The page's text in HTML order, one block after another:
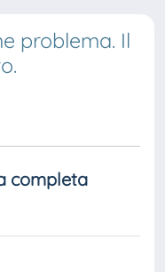
problema. Il
completa